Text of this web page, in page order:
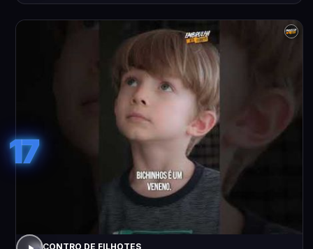
17
ENCONTRO DE FILHOTES